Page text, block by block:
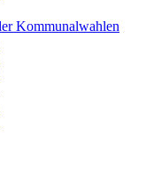
Kommunalwahlen